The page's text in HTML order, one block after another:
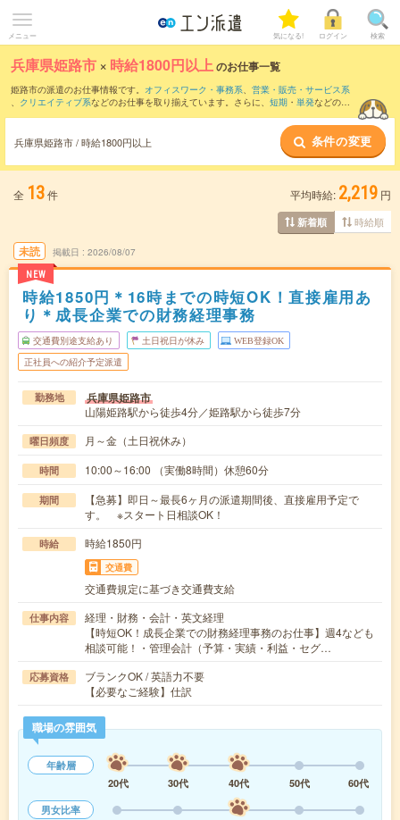
メニュー 気になる! ログイン 検索
兵庫県姫路市 × 時給1800円以上のお仕事一覧
姫路市の派遣のお仕事情報です。 オフィスワーク・事務系、 営業・販売・サービス系
、 クリエイティブ系などのお仕事を取り揃えています。さらに、 短期 ・ 単発などの期
兵庫県姫路市 / 時給1800円以上 条件の変更
全 13件 平均時給: 2,219 円
新着順 時給順
未読
NEW
掲載日 2026/08/07
時給1850円＊16時までの時短OK！直接雇用あ
り＊成長企業での財務経理事務
交通費別途支給あり 土日祝日が休み WEB登録OK
正社員への紹介予定派遣
勤務地 兵庫県姫路市
山陽姫路駅から徒歩4分／姫路駅から徒歩7分
曜日頻度 月～金（土日祝休み）
時間 10:00～16:00 （実働8時間）休憩60分
期間
【急募】即日～最長6ヶ月の派遣期間後、直接雇用予定で
す。 ※スタート日相談OK！
時給 時給1850円
交通費
交通費規定に基づき交通費支給
仕事内容
経理・財務・会計・英文経理
【時短OK！成長企業での財務経理事務のお仕事】週4なども
相談可能！・管理会計（予算・実績・利益・セグ…
応募資格
ブランクOK / 英語力不要
【必要なご経験】仕訳
職場の雰囲気
年齢層
20代
30代 40代 50代
60代
男女比率